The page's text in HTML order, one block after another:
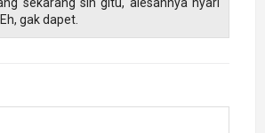
sekarang sih gitu, alesannya nyari
gak dapet.